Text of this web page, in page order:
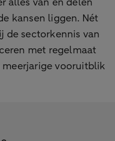
kansen liggen. Nét
de sectorkennis van
met regelmaat
vooruitblik